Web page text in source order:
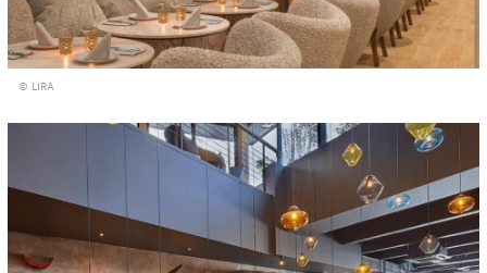
© LIRA